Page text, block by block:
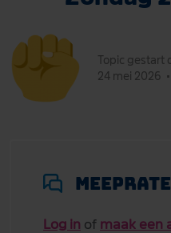
Topic
24 mei 2026
•
Log in of maak een